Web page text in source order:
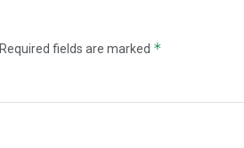
Required fields are marked *